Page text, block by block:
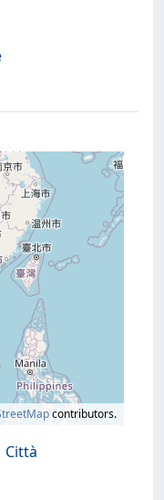
contributors.
Città